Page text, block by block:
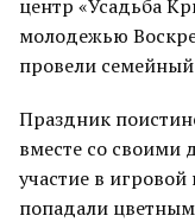
центр «Усадьба
молодежью
провели
Праздник
вместе со своими
участие в
попадали